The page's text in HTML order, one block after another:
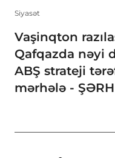
Siyasət
Vaşinqton
Qafqazda nəyi
ABŞ strateji
mərhələ - ŞƏRH